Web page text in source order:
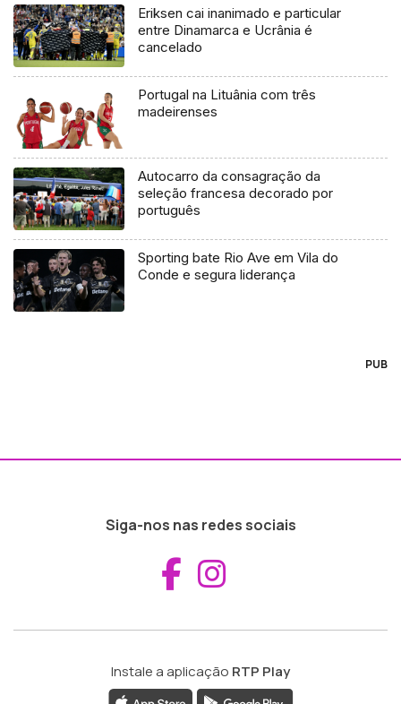
Eriksen cai inanimado e particular
entre Dinamarca e Ucrânia é
cancelado
Portugal na Lituânia com três
madeirenses
Autocarro da consagração da
seleção francesa decorado por
português
Sporting bate Rio Ave em Vila do
Conde e segura liderança
PUB
Siga-nos nas redes sociais
Aceder ao
Instale a aplicação RTP Play